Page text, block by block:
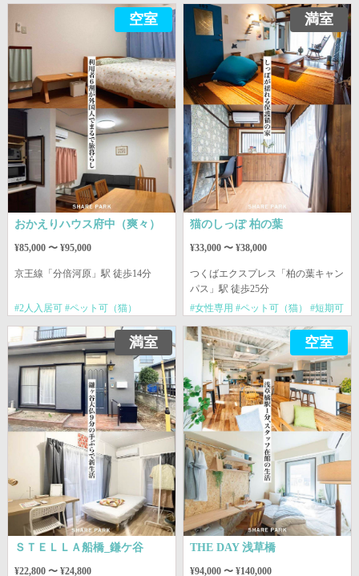
おかえりハウス府中（爽々）
¥85,000 〜 ¥95,000
京王線 「分倍河原」駅 徒歩14分
#2人入居可 #ペット可（猫）
空室
猫のしっぽ 柏の葉
¥33,000 〜 ¥38,000
つくばエクスプレス 「柏の葉キャン
パス」駅 徒歩25分
#女性専用 #ペット可（猫） #短期可
満室
ＳＴＥＬＬＡ船橋_鎌ケ谷
¥22,800 〜 ¥24,800
満室
THE DAY 浅草橋
¥94,000 〜 ¥140,000
空室